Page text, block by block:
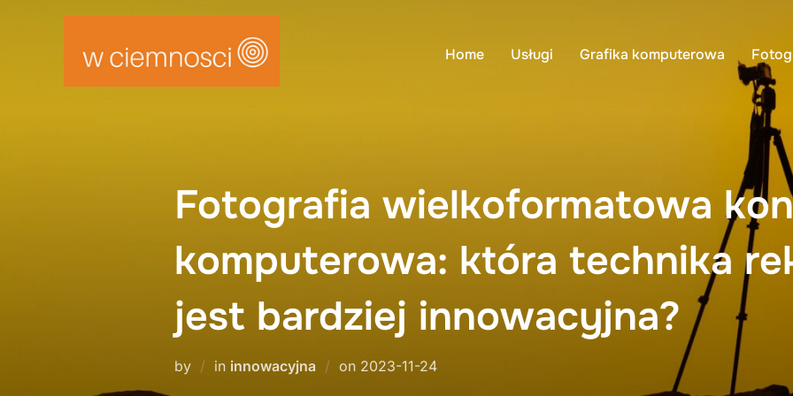
Home Usługi Grafika komputerowa
Fotografia wielkoformatowa
komputerowa: która technika
jest bardziej innowacyjna?
by in innowacyjna on Posted
2023-11-24